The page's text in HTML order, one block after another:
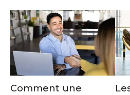
Comment une